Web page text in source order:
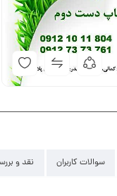
سوالات کاربران نقد و